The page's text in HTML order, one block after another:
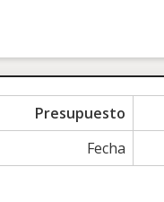
Presupuesto
Fecha